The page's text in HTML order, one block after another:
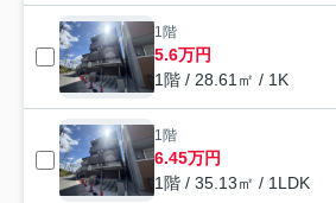
1階
5.6万円
1階 / 28.61㎡ / 1K
1階
6.45万円
1階 / 35.13㎡ / 1LDK